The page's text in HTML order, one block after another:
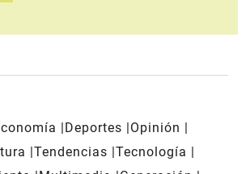
Deportes
Opinión
Tendencias Tecnología